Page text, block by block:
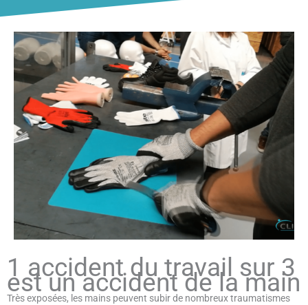
1 accident du travail sur 3
est un accident de la main
Très exposées, les mains peuvent subir de nombreux traumatismes